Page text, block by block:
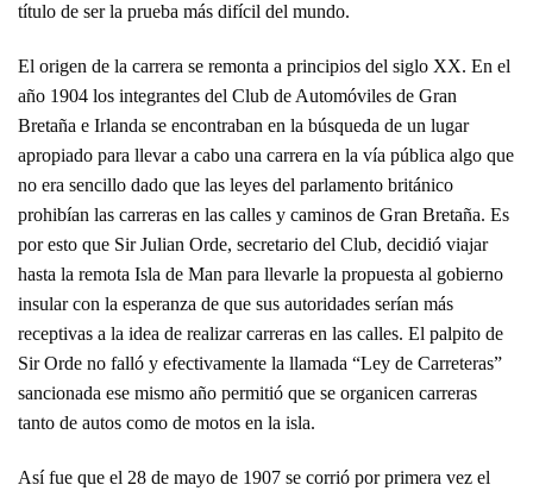
título de ser la prueba más difícil del mundo.
El origen de la carrera se remonta a principios del siglo XX. En el
año 1904 los integrantes del Club de Automóviles de Gran
Bretaña e Irlanda se encontraban en la búsqueda de un lugar
apropiado para llevar a cabo una carrera en la vía pública algo que
no era sencillo dado que las leyes del parlamento británico
prohibían las carreras en las calles y caminos de Gran Bretaña. Es
por esto que Sir Julian Orde, secretario del Club, decidió viajar
hasta la remota Isla de Man para llevarle la propuesta al gobierno
insular con la esperanza de que sus autoridades serían más
receptivas a la idea de realizar carreras en las calles. El palpito de
Sir Orde no falló y efectivamente la llamada “Ley de Carreteras”
sancionada ese mismo año permitió que se organicen carreras
tanto de autos como de motos en la isla.
Así fue que el 28 de mayo de 1907 se corrió por primera vez el